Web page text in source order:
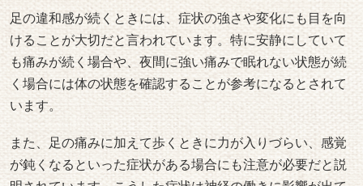
痛みが続く場合の対応
足の痛みが一時的なものであれば、体を休めることで落ち
着くケースもあります。しかし、違和感が長く続く場合や
繰り返し起こる場合には、体の状態を見直すことが参考に
なると言われています。